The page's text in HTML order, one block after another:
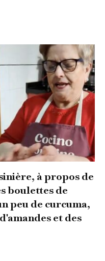
à propos de
boulettes de
peu de curcuma,
et des